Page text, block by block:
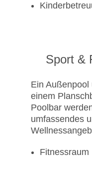
Sport &
Ein
einem
Poolbar
umfassendes
Fitnessraum